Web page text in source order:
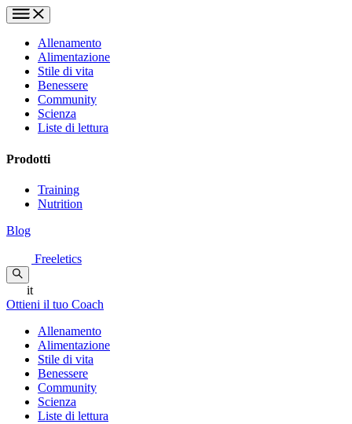
Allenamento
Alimentazione
Stile di vita
Benessere
Community
Scienza
Liste di lettura
Prodotti
Training
Nutrition
Blog
Freeletics
it
Ottieni il tuo Coach
Allenamento
Alimentazione
Stile di vita
Benessere
Community
Scienza
Liste di lettura